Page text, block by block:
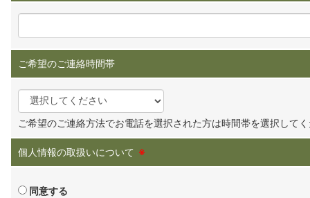
ご希望のご連絡時間帯
ご希望のご連絡方法でお電話を選択された方は時間帯を選択して
個人情報の取扱いについて ※
同意する